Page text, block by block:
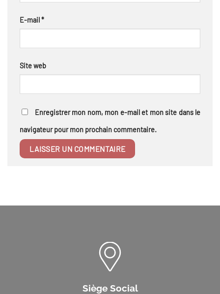
E-mail*
Site web
Enregistrer mon nom, mon e-mail et mon site dans le
navigateur pour mon prochain commentaire.
Siège Social